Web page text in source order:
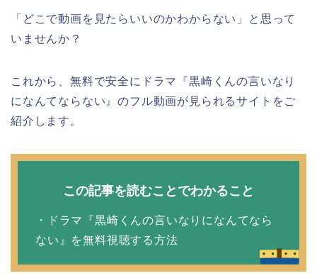
「どこで動画を見たらいいのかわからない」と思って
いませんか？
これから、無料で安全にドラマ『黒崎くんの言いなり
になんてならない』のフル動画が見られるサイトをご
紹介します。
この記事を読むことでわかること
・ドラマ『黒崎くんの言いなりになんてなら
ない』を無料視聴する方法